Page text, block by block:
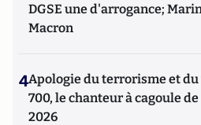
DGSE une d'arrogance;
Macron
4Apologie du terrorisme et
700, le chanteur à cagoule de
2026